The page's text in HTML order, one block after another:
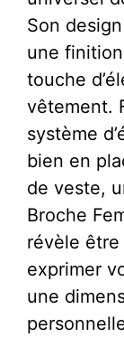
Son
une
touche
vêtement.
système
bien en
de veste,
Broche
révèle
exprimer
une